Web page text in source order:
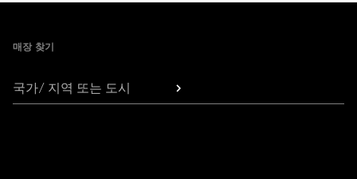
매장 찾기
국가/ 지역 또는 도시